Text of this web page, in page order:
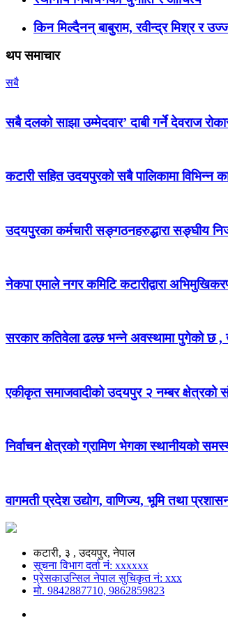
किन मिल्दैनन् बाबुराम, रवीन्द्र मिश्र र
थप समाचार
सबै
सबै दलको साझा उम्मेदवार’ दाबी गर्ने देवराज
कटारी सहित उदयपुरको सबै पालिकामा विभिन्न
उदयपुरका कर्मचारी सङ्गठनहरुद्धारा सङ्घीय
नेकपा एमाले नगर कमिटि कटारीद्वारा
सरकार कतिवेला ढल्छ भन्ने अवस्थामा पुगेको छ ,
एकीकृत समाजवादीको उदयपुर २ नम्बर क्षेत्रको
निर्वाचन क्षेत्रको ग्रामिण भेगका स्थानीयको
वागमती प्रदेश उद्योग, वाणिज्य, भूमि तथा
कटारी, ३ , उदयपुर, नेपाल
सूचना विभाग दर्ता नं: xxxxxx
प्रेसकाउन्सिल नेपाल सुचिकृत नं: xxx
मो. 9842887710, 9862859823